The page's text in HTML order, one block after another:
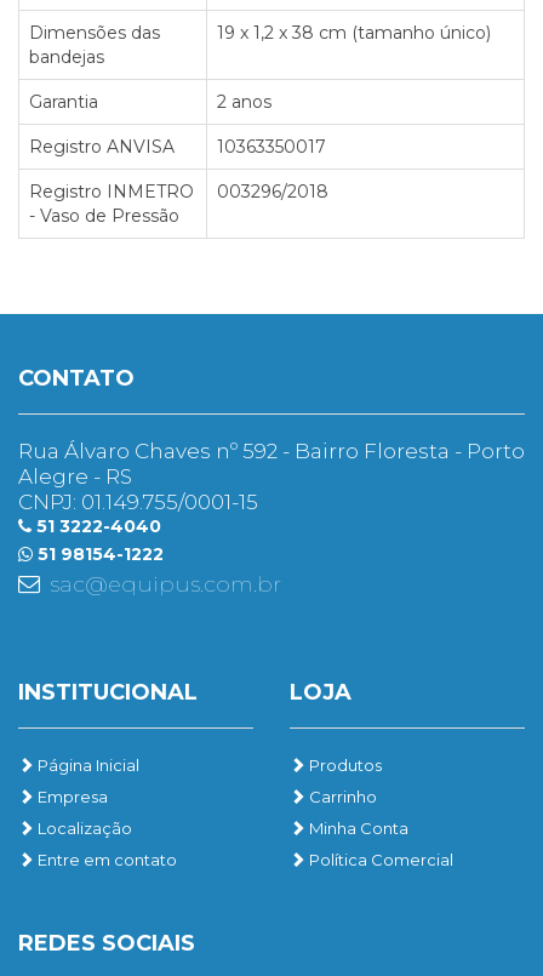
Dimensões das
bandejas
19 x 1,2 x 38 cm (tamanho único)
Garantia 2 anos
Registro ANVISA 10363350017
Registro INMETRO
- Vaso de Pressão
003296/2018
CONTATO
Rua Álvaro Chaves nº 592 - Bairro Floresta - Porto
Alegre - RS
CNPJ: 01.149.755/0001-15
51 3222-4040
51 98154-1222
sac@equipus.com.br
INSTITUCIONAL
Página Inicial
Empresa
Localização
Entre em contato
LOJA
Produtos
Carrinho
Minha Conta
Política Comercial
REDES SOCIAIS